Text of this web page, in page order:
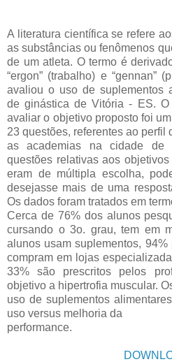
A literatura científica se refere
as substâncias ou fenômenos
de um atleta. O termo é
“ergon” (trabalho) e “gennan”
avaliou o uso de suplementos
de ginástica de Vitória - ES. O
avaliar o objetivo proposto foi
23 questões, referentes ao perfil
as academias na cidade de
questões relativas aos
eram de múltipla escolha,
desejasse mais de uma
Os dados foram tratados em
Cerca de 76% dos alunos
cursando o 3o. grau, tem em
alunos usam suplementos,
compram em lojas
33% são prescritos pelos
objetivo a hipertrofia muscular.
uso de suplementos
uso versus melhoria da
performance.